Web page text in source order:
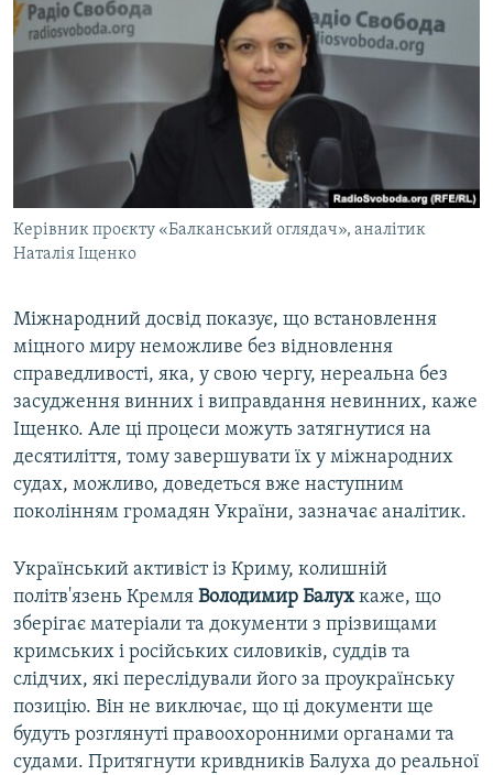
Керівник проєкту «Балканський оглядач», аналітик
Наталія Іщенко
Міжнародний досвід показує, що встановлення
міцного миру неможливе без відновлення
справедливості, яка, у свою чергу, нереальна без
засудження винних і виправдання невинних, каже
Іщенко. Але ці процеси можуть затягнутися на
десятиліття, тому завершувати їх у міжнародних
судах, можливо, доведеться вже наступним
поколінням громадян України, зазначає аналітик.
Український активіст із Криму, колишній
політв'язень Кремля Володимир Балух каже, що
зберігає матеріали та документи з прізвищами
кримських і російських силовиків, суддів та
слідчих, які переслідували його за проукраїнську
позицію. Він не виключає, що ці документи ще
будуть розглянуті правоохоронними органами та
судами. Притягнути кривдників Балуха до реальної